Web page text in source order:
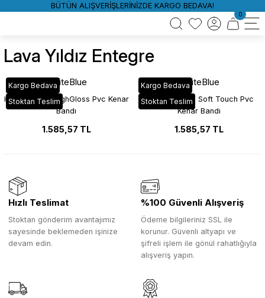
BÜTÜN ALIŞVERİŞLERİNİZDE KARGO BEDAVA!
0
Lava Yıldız Entegre
Kargo Bedava
Stoktan Teslim
WhiteBlue
HG_551 Lava HighGloss Pvc Kenar
Bandı
1.585,57 TL
Kargo Bedava
Stoktan Teslim
WhiteBlue
MAT_551 Lava Soft Touch Pvc
Kenar Bandı
1.585,57 TL
Hızlı Teslimat
Stoktan gönderim avantajımız
sayesinde beklemeden işinize
devam edin.
%100 Güvenli Alışveriş
Ödeme bilgileriniz SSL ile
korunur. Güvenli altyapı ve
şifreli işlem ile gönül rahatlığıyla
alışveriş yapın.